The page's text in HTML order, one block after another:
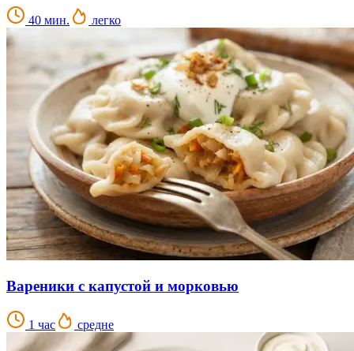
40 мин. легко
Вареники с капустой и морковью
1 час средне